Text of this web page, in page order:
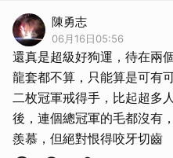
陳勇志
06月16日05:56
還真是超級好狗運，待在兩
龍套都不算，只能算是可有
二枚冠軍戒得手，比起超多
後，連個總冠軍的毛都沒有
羨慕，但絕對恨得咬牙切齒